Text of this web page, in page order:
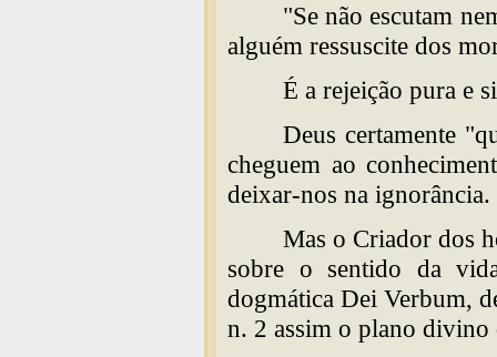
"Se não escutam
alguém ressuscite dos
É a rejeição pura e
Deus certamente
cheguem ao
deixar-nos na ignorância.
Mas o Criador dos
sobre o sentido da
dogmática Dei Verbum,
n. 2 assim o plano divino